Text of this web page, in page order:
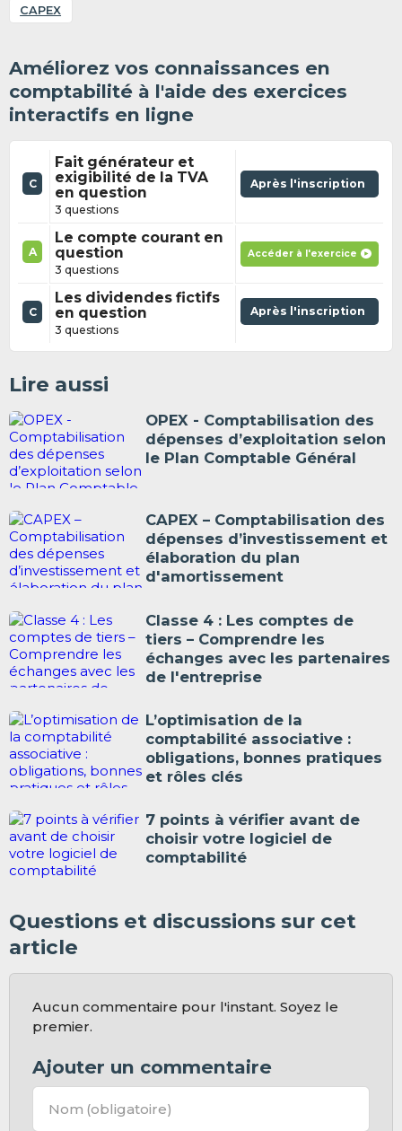
CAPEX
Améliorez vos connaissances en
comptabilité à l'aide des exercices
interactifs en ligne
C
Fait générateur et
exigibilité de la TVA
en question
3 questions
Après l'inscription
A
Le compte courant en
question
3 questions
Accéder à l'exercice
C
Les dividendes fictifs
en question
3 questions
Après l'inscription
Lire aussi
OPEX - Comptabilisation des
dépenses d’exploitation selon
le Plan Comptable Général
CAPEX – Comptabilisation des
dépenses d’investissement et
élaboration du plan
d'amortissement
Classe 4 : Les comptes de
tiers – Comprendre les
échanges avec les partenaires
de l'entreprise
L’optimisation de la
comptabilité associative :
obligations, bonnes pratiques
et rôles clés
7 points à vérifier avant de
choisir votre logiciel de
comptabilité
Questions et discussions sur cet
article
Aucun commentaire pour l'instant. Soyez le
premier.
Ajouter un commentaire
Nom (obligatoire)